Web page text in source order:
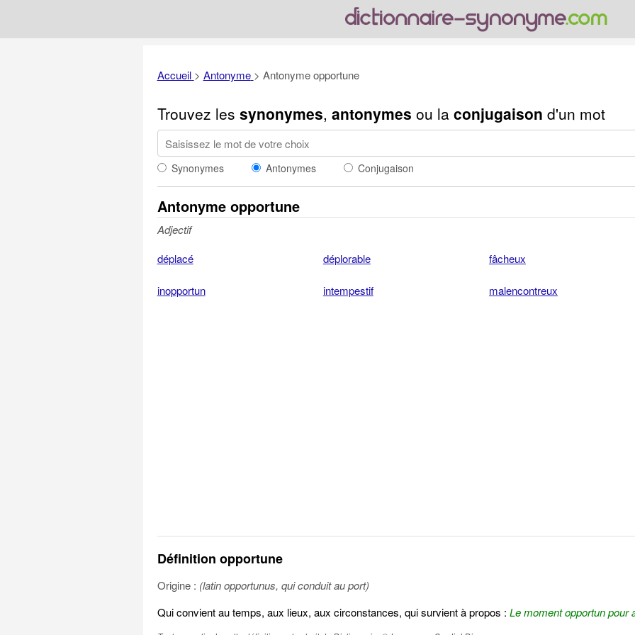
Accueil > Antonyme > Antonyme opportune
Trouvez les synonymes, antonymes ou la conjugaison d'un mot
Synonymes Antonymes Conjugaison
Antonyme opportune
Adjectif
déplacé
déplorable fâcheux
inopportun intempestif malencontreux
Définition opportune
Origine : (latin opportunus, qui conduit au port)
Qui convient au temps, aux lieux, aux circonstances, qui survient à propos : Le moment opportun pour